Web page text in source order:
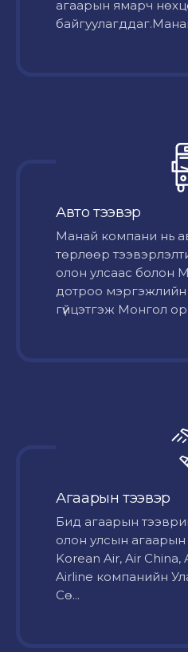
агаарын ямарч
Авто тээвэр
Mанай компани нь
төрлөөр
олон улсаас болон
дотроо мэргэжлийн
гүйцэтгэж Монгол
Агаарын тээвэр
Бид агаарын
олон улсын
Korean Air, Air China,
Airline компанийн
Сө...